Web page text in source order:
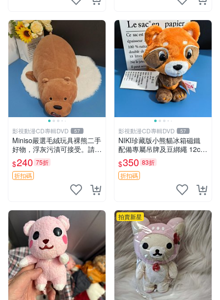
影視動漫CD專輯DVD 57
Miniso嚴選毛絨玩具裸熊二手
好物，浮灰污漬可接受。請詳
閱照片再下單，售出不退不
換。全新品相收藏推薦。 裸
熊 毛絨玩具 收藏
$240 75折
折扣碼
影視動漫CD專輯DVD 57
NIKI珍藏版小熊貓冰箱磁鐵
配備專屬吊牌及豆綁繩 12cm
廢品嚴選 好評推薦 小熊貓冰
箱貼 磁鐵掛件 冰箱飾品
$350 83折
折扣碼
拍賣新星